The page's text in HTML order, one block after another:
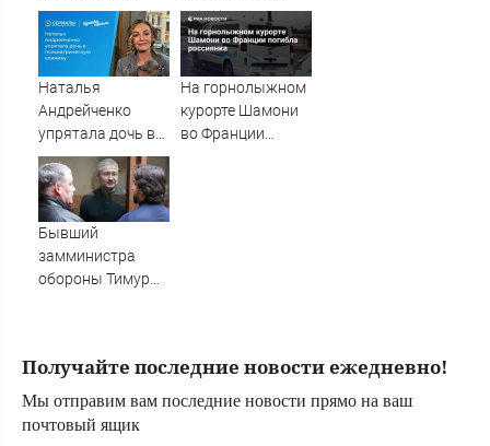
приехала в
татарскую
деревню, где
прошло ее
детство
врачей-
травников:
появились
подробности
Наталья
Андрейченко
упрятала дочь в
психиатрическую
клинику
На горнолыжном
курорте Шамони
во Франции
Бывший
замминистра
обороны Тимур
Получайте последние новости ежедневно!
Мы отправим вам последние новости прямо на ваш
почтовый ящик